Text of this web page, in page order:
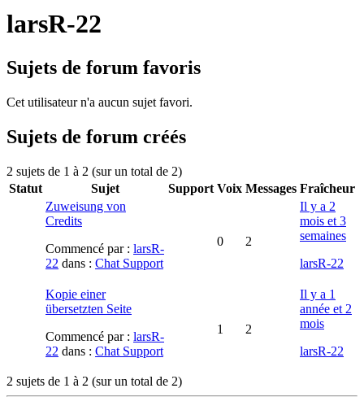
larsR-22
Sujets de forum favoris
Cet utilisateur n'a aucun sujet favori.
Sujets de forum créés
2 sujets de 1 à 2 (sur un total de 2)
Statut
Sujet Support Voix Messages Fraîcheur
Zuweisung von
Credits
Commencé par : larsR-
22 dans : Chat Support
0 2
Il y a 2
mois et 3
semaines
larsR-22
Kopie einer
übersetzten Seite
Commencé par : larsR-
22 dans : Chat Support
1 2
Il y a 1
année et 2
mois
larsR-22
2 sujets de 1 à 2 (sur un total de 2)